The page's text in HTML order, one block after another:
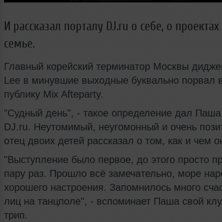
И рассказал порталу DJ.ru о себе, о
семье.
Главный корейский терминатор Москвы
Lee в минувшие выходные буквально порвал
публику Mix Afteparty.
"Судный день", - такое определение дал
DJ.ru. Неутомимый, неугомонный и очень
отец двоих детей рассказал о том, как и чем
"Выступление было первое, до этого просто
пару раз. Прошло всё замечательно, море
хорошего настроения. Запомнилось много
лиц на танцполе", - вспоминает Паша свой
трип.